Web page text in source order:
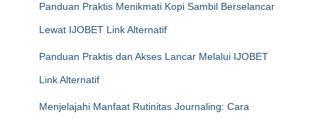
Panduan Praktis Menikmati Kopi Sambil Berselancar
Lewat IJOBET Link Alternatif
Panduan Praktis dan Akses Lancar Melalui IJOBET
Link Alternatif
Menjelajahi Manfaat Rutinitas Journaling: Cara